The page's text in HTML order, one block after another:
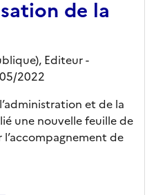
de la
Editeur-
2022
et de la
une nouvelle feuille de
de